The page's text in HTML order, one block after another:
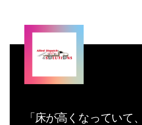
「床が高くなっていて